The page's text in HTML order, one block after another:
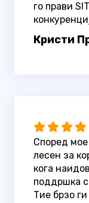
го прави
Кристи
Според мое
лесен за
кога
поддршка
Тие брзо